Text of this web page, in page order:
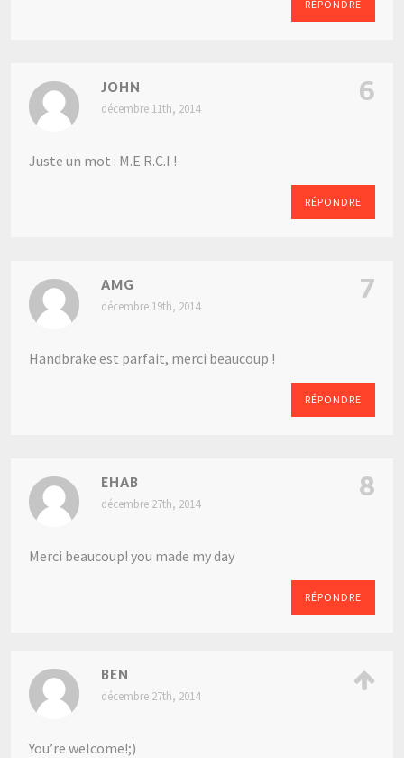
RÉPONDRE
JOHN
décembre 11th, 2014
Juste un mot : M.E.R.C.I !
RÉPONDRE
6
AMG
décembre 19th, 2014
Handbrake est parfait, merci beaucoup !
RÉPONDRE
7
EHAB
décembre 27th, 2014
Merci beaucoup! you made my day
RÉPONDRE
8
BEN
décembre 27th, 2014
You’re welcome!;)